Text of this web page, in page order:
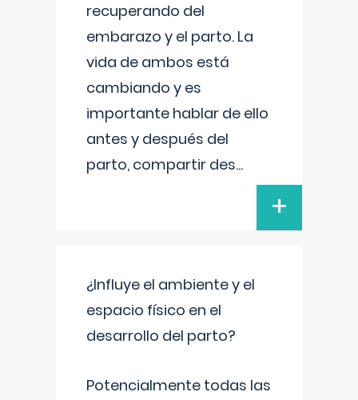
recuperando del
embarazo y el parto. La
vida de ambos está
cambiando y es
importante hablar de ello
antes y después del
parto, compartir des...
+
¿Influye el ambiente y el
espacio físico en el
desarrollo del parto?
Potencialmente todas las